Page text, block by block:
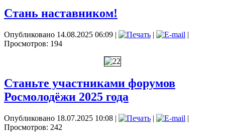
Стань наставником!
Опубликовано 14.08.2025 06:09 | |
|
Просмотров: 194
Станьте участниками форумов
Росмолодёжи 2025 года
Опубликовано 18.07.2025 10:08 | |
|
Просмотров: 242